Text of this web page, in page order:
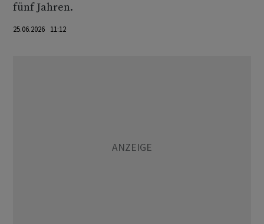
fünf Jahren.
25.06.2026 11:12